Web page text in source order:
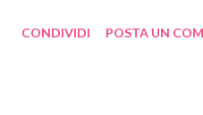
risultavano scollegati l'uno
alla revisione di un curatore
CONDIVIDI POSTA UN